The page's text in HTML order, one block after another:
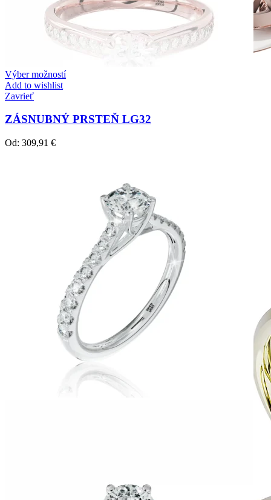
Zásnubné prstne z kolekcie Twin Rings.
Svadobné obrúčky
Výber možností
Add to wishlist
Zavrieť
ZÁSNUBNÝ PRSTEŇ LG32
Od: 309,91 €